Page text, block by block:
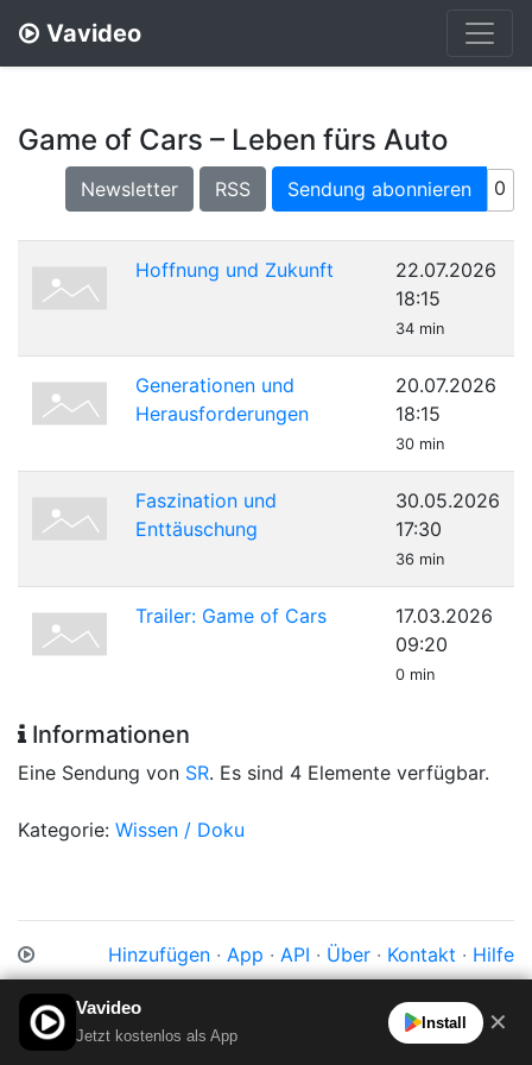
Vavideo
Game of Cars – Leben fürs Auto
Newsletter RSS Sendung abonnieren 0
Hoffnung und Zukunft
22.07.2026
18:15
34 min
Generationen und
Herausforderungen
20.07.2026
18:15
30 min
Faszination und
Enttäuschung
30.05.2026
17:30
36 min
Trailer: Game of Cars
17.03.2026
09:20
0 min
Informationen
Eine Sendung von SR. Es sind 4 Elemente verfügbar.
Kategorie: Wissen / Doku
Hinzufügen · App · API · Über · Kontakt · Hilfe
Impressum
Vavideo
Jetzt kostenlos als App
Install ✕